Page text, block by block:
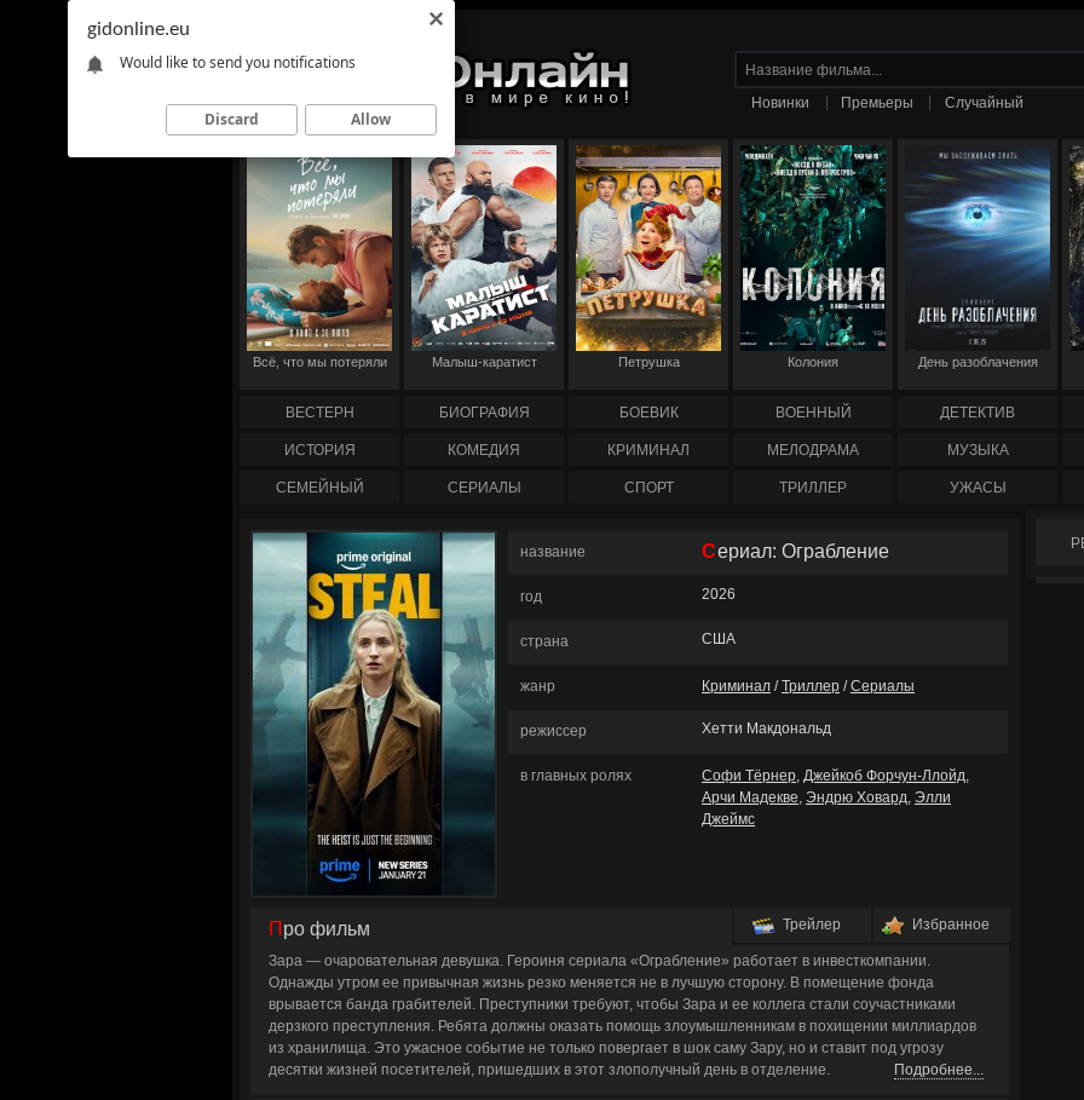
Новинки Премьеры Случайный
Всё, что мы потеряли Малыш-каратист Петрушка Колония День разоблачения
ВЕСТЕРН БИОГРАФИЯ БОЕВИК ВОЕННЫЙ ДЕТЕКТИВ
ИСТОРИЯ КОМЕДИЯ КРИМИНАЛ МЕЛОДРАМА МУЗЫКА
СЕМЕЙНЫЙ СЕРИАЛЫ СПОРТ ТРИЛЛЕР УЖАСЫ
название Сериал: Ограбление
год 2026
страна США
жанр Криминал /Триллер /Сериалы
режиссер Хетти Макдональд
в главных ролях Софи Тёрнер, Джейкоб Форчун-Ллойд,
Арчи Мадекве, Эндрю Ховард, Элли
Джеймс
Трейлер Избранное
Про фильм
Зара — очаровательная девушка. Героиня сериала «Ограбление» работает в инвесткомпании.
Однажды утром ее привычная жизнь резко меняется не в лучшую сторону. В помещение фонда
врывается банда грабителей. Преступники требуют, чтобы Зара и ее коллега стали соучастниками
дерзкого преступления. Ребята должны оказать помощь злоумышленникам в похищении миллиардов
из хранилища. Это ужасное событие не только повергает в шок саму Зару, но и ставит под угрозу
десятки жизней посетителей, пришедших в этот злополучный день в отделение.
Подробнее...
gidonline.eu
Would like to send you notifications
Discard Allow